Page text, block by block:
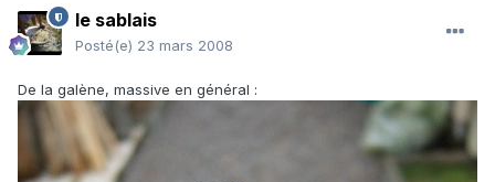
le sablais
Posté(e) 23 mars 2008
De la galène, massive en général :